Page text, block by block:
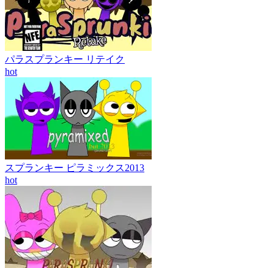
パラスプランキー リテイク
hot
スプランキー ピラミックス2013
hot